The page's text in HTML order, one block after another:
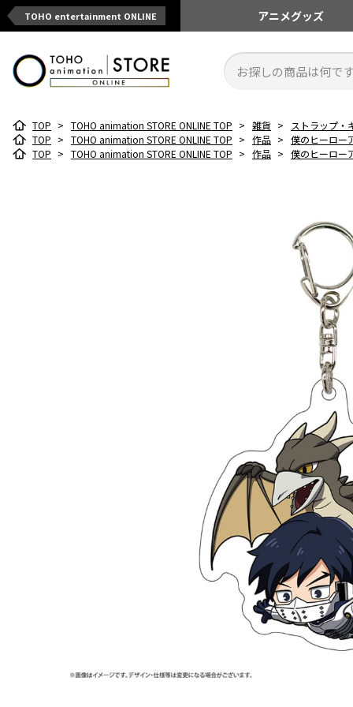
TOHO entertainment ONLINE アニメグッズ
TOP > TOHO animation STORE ONLINE TOP > 雑貨 >
ストラップ・
TOP > TOHO animation STORE ONLINE TOP > 作品 > 僕のヒーロー
TOP > TOHO animation STORE ONLINE TOP > 作品 > 僕のヒーロー